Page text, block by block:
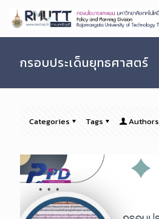
Content
กรอบประเด็นยุทธศาสตร์
Categories Tags Authors